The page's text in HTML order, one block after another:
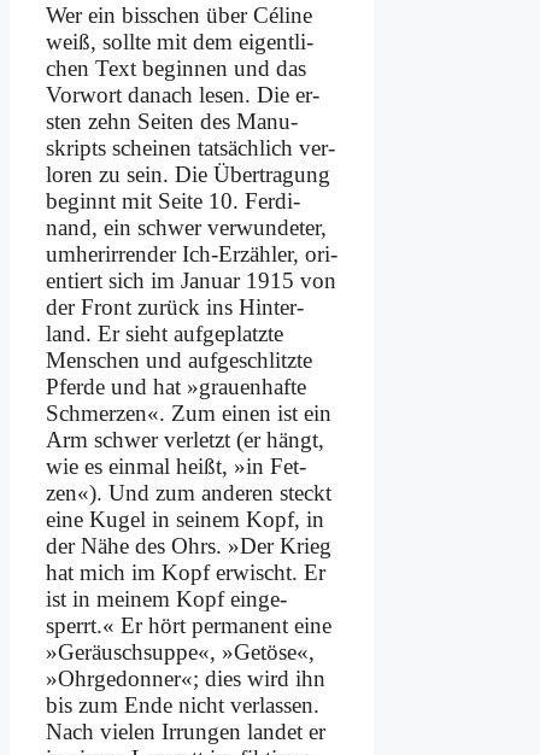
Wer ein biss­chen über Cé­li­ne
weiß, soll­te mit dem ei­gent­li­
chen Text be­gin­nen und das
Vor­wort da­nach le­sen. Die er­
sten zehn Sei­ten des Ma­nu­
skripts schei­nen tat­säch­lich ver­
lo­ren zu sein. Die Über­tra­gung
be­ginnt mit Sei­te 10. Fer­di­
nand, ein schwer ver­wun­de­ter,
um­her­ir­ren­der Ich-Er­zäh­ler, ori­
en­tiert sich im Ja­nu­ar 1915 von
der Front zu­rück ins Hin­ter­
land. Er sieht auf­ge­platz­te
Men­schen und auf­ge­schlitz­te
Pfer­de und hat »grau­en­haf­te
Schmer­zen«. Zum ei­nen ist ein
Arm schwer ver­letzt (er hängt,
wie es ein­mal heißt, »in Fet­
zen«). Und zum an­de­ren steckt
ei­ne Ku­gel in sei­nem Kopf, in
der Nä­he des Ohrs. »Der Krieg
hat mich im Kopf er­wischt. Er
ist in mei­nem Kopf ein­ge­
sperrt.« Er hört per­ma­nent ei­ne
»Ge­räusch­sup­pe«, »Ge­tö­se«,
»Ohr­ge­don­ner«; dies wird ihn
bis zum En­de nicht ver­las­sen.
Nach vie­len Ir­run­gen lan­det er